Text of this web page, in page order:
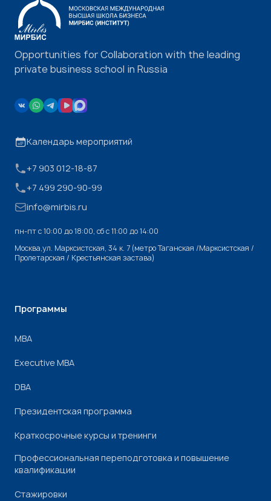
Opportunities for Collaboration with the leading
private business school in Russia
Календарь мероприятий
+7 903 012-18-87
+7 499 290-90-99
info@mirbis.ru
пн-пт с 10:00 до 18:00, cб с 11:00 до 14:00
Москва,ул. Марксистская, 34 к. 7 (метро Таганская /Марксистская /
Пролетарская / Крестьянская застава)
Программы
МВА
Executive MBA
DBA
Президентская программа
Краткосрочные курсы и тренинги
Профессиональная переподготовка и повышение
квалификации
Стажировки